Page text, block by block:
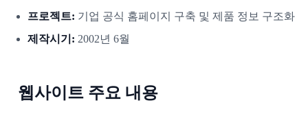
프로젝트: 기업 공식 홈페이지 구축 및 제품 정보 구조화
제작시기: 2002년 6월
웹사이트 주요 내용